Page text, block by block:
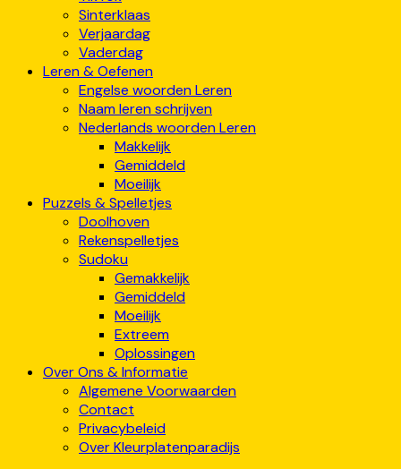
Sinterklaas
Verjaardag
Vaderdag
Leren & Oefenen
Engelse woorden Leren
Naam leren schrijven
Nederlands woorden Leren
Makkelijk
Gemiddeld
Moeilijk
Puzzels & Spelletjes
Doolhoven
Rekenspelletjes
Sudoku
Gemakkelijk
Gemiddeld
Moeilijk
Extreem
Oplossingen
Over Ons & Informatie
Algemene Voorwaarden
Contact
Privacybeleid
Over Kleurplatenparadijs